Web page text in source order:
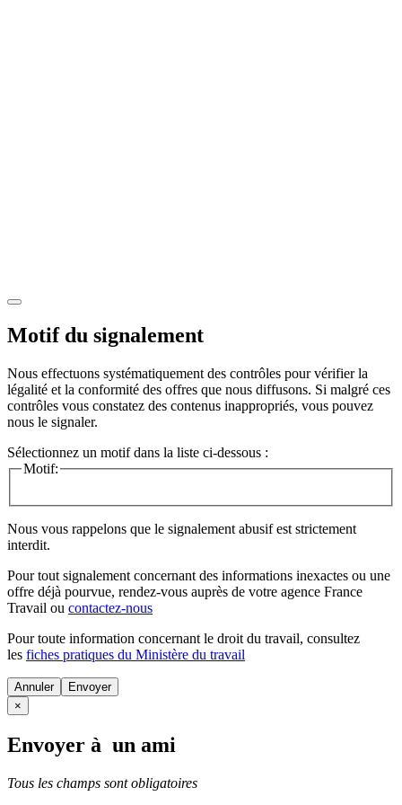
Motif du signalement
Nous effectuons systématiquement des contrôles pour vérifier la
légalité et la conformité des offres que nous diffusons. Si malgré ces
contrôles vous constatez des contenus inappropriés, vous pouvez
nous le signaler.
Sélectionnez un motif dans la liste ci-dessous :
Motif:
Nous vous rappelons que le signalement abusif est strictement
interdit.
Pour tout signalement concernant des informations inexactes ou une
offre déjà pourvue, rendez-vous auprès de votre agence France
Travail ou contactez-nous
Pour toute information concernant le droit du travail, consultez
les fiches pratiques du Ministère du travail
Annuler
×
Envoyer à un ami
Tous les champs sont obligatoires